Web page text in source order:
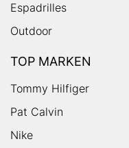
Espadrilles
Outdoor
TOP MARKEN
Tommy Hilfiger
Pat Calvin
Nike